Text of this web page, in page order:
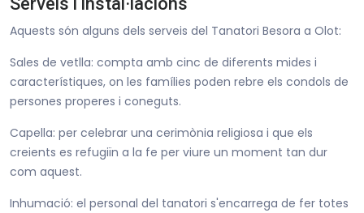
Aquests són alguns dels serveis del Tanatori Besora a Olot:
Sales de vetlla: compta amb cinc de diferents mides i
característiques, on les famílies poden rebre els condols de
persones properes i coneguts.
Capella: per celebrar una cerimònia religiosa i que els
creients es refugiïn a la fe per viure un moment tan dur
com aquest.
Inhumació: el personal del tanatori s'encarrega de fer totes